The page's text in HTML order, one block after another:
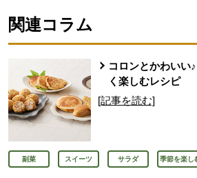
関連コラム
コロンとかわいい
く楽しむレシピ
[記事を読む]
副菜 スイーツ サラダ 季節を楽し